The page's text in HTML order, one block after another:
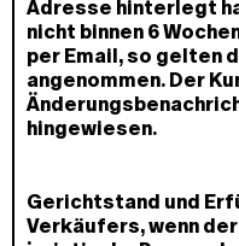
Adresse hinterlegt
nicht binnen 6
per Email, so gelten
angenommen. Der
hingewiesen.
Gerichtstand und
Verkäufers, wenn